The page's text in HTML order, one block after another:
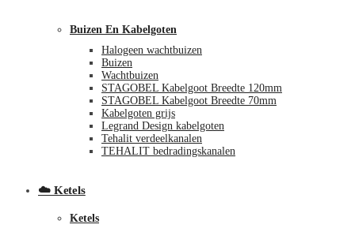
Buizen En Kabelgoten
Halogeen wachtbuizen
Buizen
Wachtbuizen
STAGOBEL Kabelgoot Breedte 120mm
STAGOBEL Kabelgoot Breedte 70mm
Kabelgoten grijs
Legrand Design kabelgoten
Tehalit verdeelkanalen
TEHALIT bedradingskanalen
☁️ Ketels
Ketels